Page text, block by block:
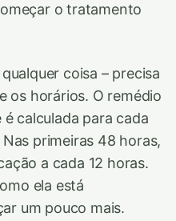
o tratamento
coisa – precisa
os horários. O remédio
calculada para cada
primeiras 48 horas,
a cada 12 horas.
ela está
um pouco mais.